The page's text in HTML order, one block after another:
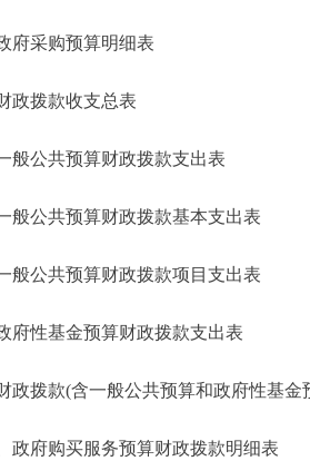
北京概况
绿色北京
ENGLISH
采购预算明细表
拨款收支总表
公共预算财政拨款支出表
公共预算财政拨款基本支出表
公共预算财政拨款项目支出表
性基金预算财政拨款支出表
拨款(含一般公共预算和政府性基金
府购买服务预算财政拨款明细表